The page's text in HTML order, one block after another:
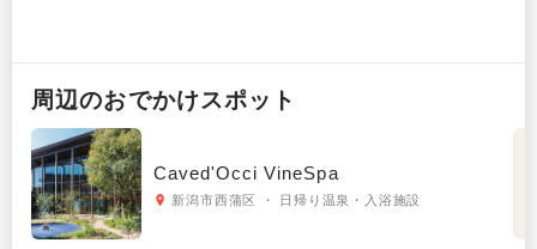
周辺のおでかけスポット
Caved'Occi VineSpa
新潟市西蒲区 ・ 日帰り温泉・入浴施設